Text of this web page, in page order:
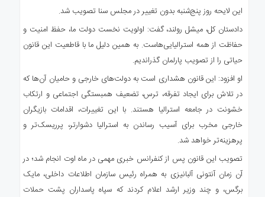
این لایحه روز پنج‌شنبه بدون تغییر در مجلس سنا تصویب شد.
دادستان کل، میشل رولند، گفت: اولویت نخست دولت ما، حفظ امنیت و
حفاظت از همه استرالیایی‌هاست. به همین دلیل ما با قاطعیت این قانون
حیاتی را از تصویب پارلمان گذراندیم.
او افزود: این قانون هشداری است به دولت‌های خارجی و حامیان آن‌ها که
در تلاش برای ایجاد تفرقه، ترس، تضعیف همبستگی اجتماعی و ارتکاب
خشونت در جامعه استرالیا هستند. با این تغییرات، اقدامات بازیگران
خارجی مخرب برای آسیب رساندن به استرالیا دشوارتر، پرریسک‌تر و
پرهزینه‌تر خواهد شد.
تصویب این قانون پس از کنفرانس خبری مهمی در ماه اوت انجام شد؛ در
آن زمان آنتونی آلبانیزی به همراه رئیس سازمان اطلاعات داخلی، مایک
برگس، و چند وزیر ارشد اعلام کردند که سپاه پاسداران پشت حملات